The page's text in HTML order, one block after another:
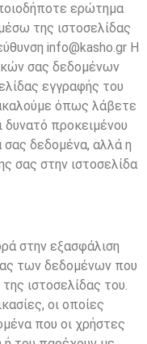
ερώτημα
της ιστοσελίδας
info@kasho.gr Η
σας δεδομένων
εγγραφής του
όπως λάβετε
δυνατό προκειμένου
δεδομένα, αλλά η
σας στην ιστοσελίδα
στην εξασφάλιση
των δεδομένων που
ιστοσελίδας του.
οι οποίες
που οι χρήστες